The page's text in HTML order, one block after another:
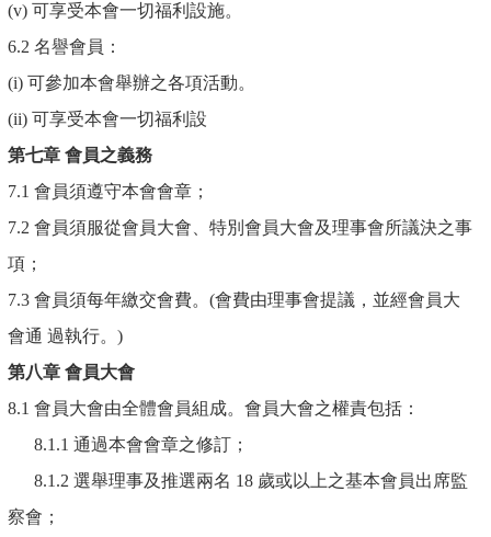
(v) 可享受本會一切福利設施。
6.2 名譽會員：
(i) 可參加本會舉辦之各項活動。
(ii) 可享受本會一切福利設
第七章 會員之義務
7.1 會員須遵守本會會章；
7.2 會員須服從會員大會、特別會員大會及理事會所議決之事
項；
7.3 會員須每年繳交會費。(會費由理事會提議，並經會員大
會通 過執行。)
第八章 會員大會
8.1 會員大會由全體會員組成。會員大會之權責包括：
8.1.1 通過本會會章之修訂；
8.1.2 選舉理事及推選兩名 18 歲或以上之基本會員出席監
察會；